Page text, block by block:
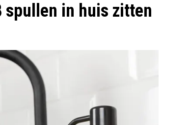
spullen in huis zitten